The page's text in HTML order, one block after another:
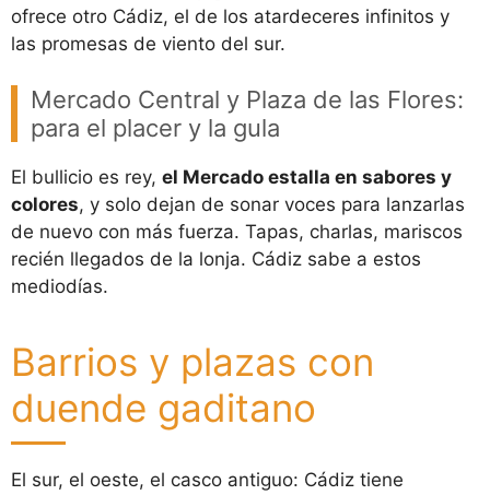
ofrece otro Cádiz, el de los atardeceres infinitos y
las promesas de viento del sur.
Mercado Central y Plaza de las Flores:
para el placer y la gula
El bullicio es rey, el Mercado estalla en sabores y
colores, y solo dejan de sonar voces para lanzarlas
de nuevo con más fuerza. Tapas, charlas, mariscos
recién llegados de la lonja. Cádiz sabe a estos
mediodías.
Barrios y plazas con
duende gaditano
El sur, el oeste, el casco antiguo: Cádiz tiene